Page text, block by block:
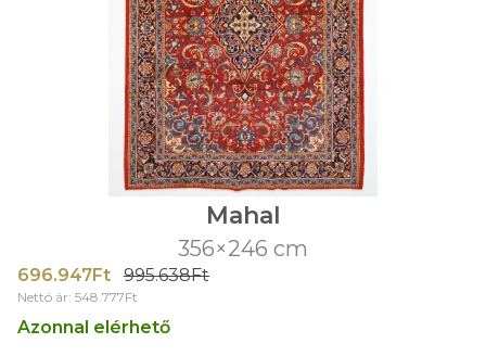
Mahal
356×246 cm
696.947Ft 995.638Ft
Nettó ár: 548.777Ft
Azonnal elérhető